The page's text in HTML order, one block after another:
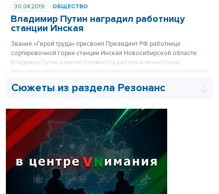
30.04.2019 ОБЩЕСТВО
Владимир Путин наградил работницу
станции Инская
Звание «Герой труда» присвоил Президент РФ работнице
сортировочной горки станции Инская Новосибирской области.
Владимир Путин отметил сложность работы и личностные
Сюжеты из раздела Резонанс